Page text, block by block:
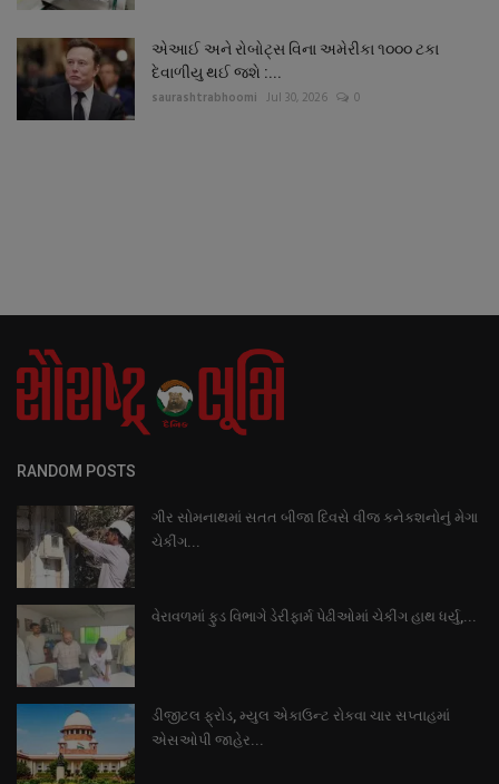
એઆઈ અને રોબોટ્સ વિના અમેરીકા ૧૦૦૦ ટકા
દેવાળીયુ થઈ જશે :...
saurashtrabhoomi Jul 30, 2026 0
RANDOM POSTS
ગીર સોમનાથમાં સતત બીજા દિવસે વીજ કનેકશનોનું મેગા
ચેકીંગ...
વેરાવળમાં ફુડ વિભાગે ડેરીફાર્મ પેઢીઓમાં ચેકીંગ હાથ ધર્યુ,...
ડીજીટલ ફ્રોડ, મ્યુલ એકાઉન્ટ રોકવા ચાર સપ્તાહમાં
એસઓપી જાહેર...